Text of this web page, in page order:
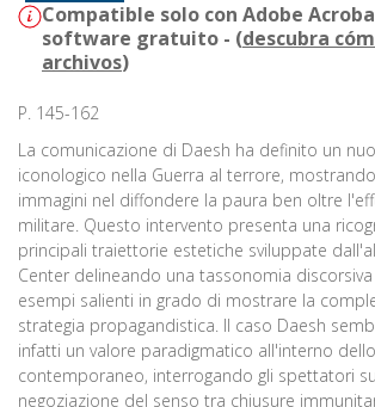
Compatible solo con Adobe
software gratuito - (descubra
archivos)
P. 145-162
La comunicazione di Daesh ha definito un
iconologico nella Guerra al terrore,
immagini nel diffondere la paura ben oltre
militare. Questo intervento presenta una
principali traiettorie estetiche sviluppate
Center delineando una tassonomia
esempi salienti in grado di mostrare la
strategia propagandistica. Il caso Daesh
infatti un valore paradigmatico all'interno
contemporaneo, interrogando gli spettatori
negoziazione del senso tra chiusure